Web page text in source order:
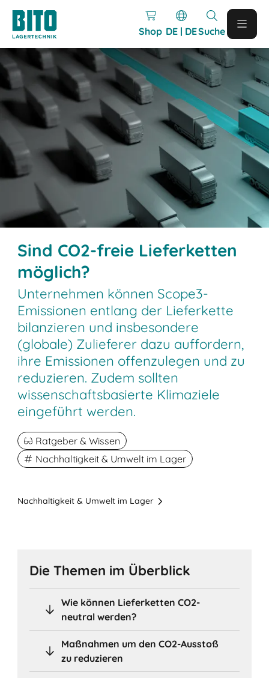
Shop DE | DESuche
Sind CO2-freie Lieferketten
möglich?
Unternehmen können Scope3-
Emissionen entlang der Lieferkette
bilanzieren und insbesondere
(globale) Zulieferer dazu auffordern,
ihre Emissionen offenzulegen und zu
reduzieren. Zudem sollten
wissenschaftsbasierte Klimaziele
eingeführt werden.
Ratgeber & Wissen
Nachhaltigkeit & Umwelt im Lager
Nachhaltigkeit & Umwelt im Lager
Die Themen im Überblick
Wie können Lieferketten CO2-
neutral werden?
Maßnahmen um den CO2-Ausstoß
zu reduzieren